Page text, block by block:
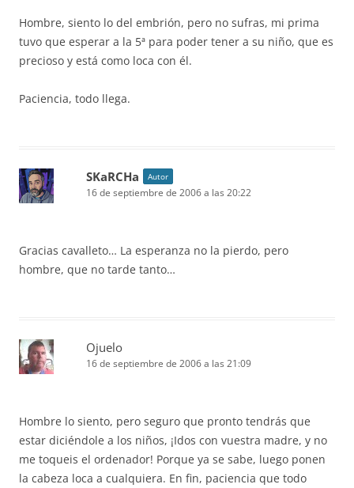
Hombre, siento lo del embrión, pero no sufras, mi prima
tuvo que esperar a la 5ª para poder tener a su niño, que es
precioso y está como loca con él.
Paciencia, todo llega.
SKaRCHa Autor
16 de septiembre de 2006 a las 20:22
Gracias cavalleto… La esperanza no la pierdo, pero
hombre, que no tarde tanto…
Ojuelo
16 de septiembre de 2006 a las 21:09
Hombre lo siento, pero seguro que pronto tendrás que
estar diciéndole a los niños, ¡Idos con vuestra madre, y no
me toqueis el ordenador! Porque ya se sabe, luego ponen
la cabeza loca a cualquiera. En fin, paciencia que todo